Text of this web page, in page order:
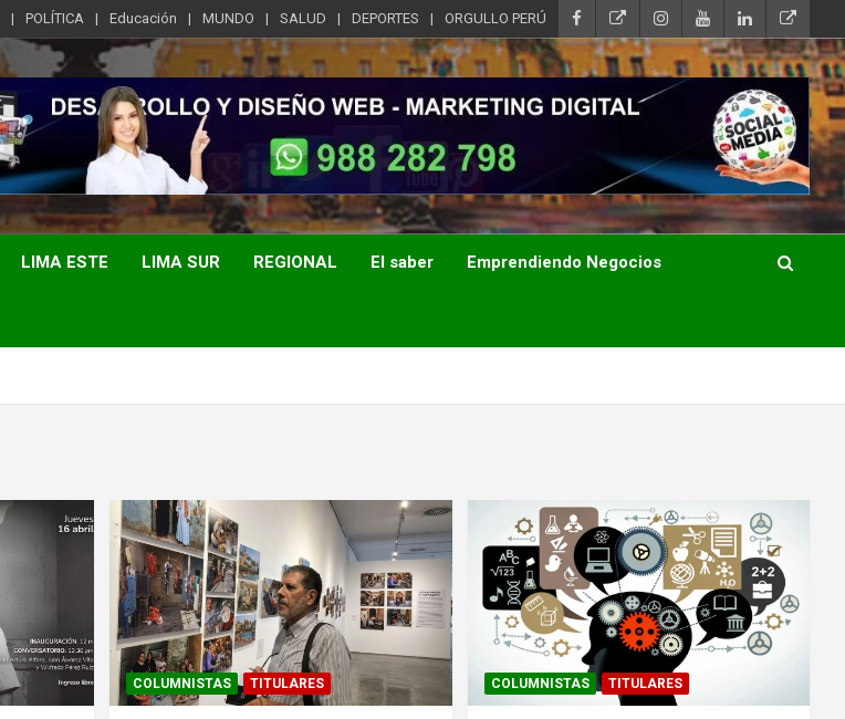
POLÍTICA Educación MUNDO SALUD DEPORTES ORGULLO PERÚ
LIMA ESTE LIMA SUR REGIONAL El saber Emprendiendo Negocios
COLUMNISTAS TITULARES COLUMNISTAS TITULARES